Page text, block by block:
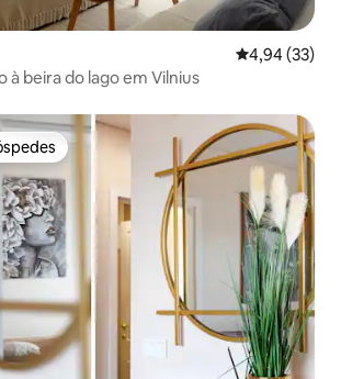
4,94 de uma
4,94 (33)
à beira do lago em Vilnius